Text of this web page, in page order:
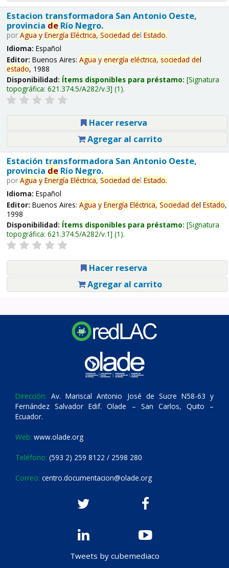
Estacion transformadora San Antonio Oeste,
provincia deRío Negro.
por Agua y Energía Eléctrica, Sociedad del Estado.
Idioma: Español
Editor: Buenos Aires: Agua y energía eléctrica, sociedad del
estado, 1988
Disponibilidad: Ítems disponibles para préstamo: Signatura
topográfica: 621.374.5/A282/v.3 (1).
Hacer reserva
Agregar al carrito
Estación transformadora San Antonio Oeste,
provincia deRío Negro.
por Agua y Energía Eléctrica, Sociedad del Estado.
Idioma: Español
Editor: Buenos Aires: Agua y Energía Eléctrica, Sociedad del Estado,
1998
Disponibilidad: Ítems disponibles para préstamo: Signatura
topográfica: 621.374.5/A282/v.1 (1).
Hacer reserva
Agregar al carrito
Dirección: Av. Mariscal Antonio José de Sucre N58-63 y
Fernández Salvador Edif. Olade – San Carlos, Quito –
Ecuador.
Web: www.olade.org
Teléfono: (593 2) 259 8122 / 2598 280
Correo: centro.documentacion@olade.org
Tweets by cubemediaco